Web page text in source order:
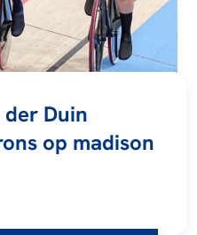
der Duin
op madison